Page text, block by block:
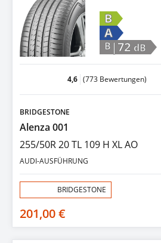
B
A
B |72 dB
4,6 (773 Bewertungen)
BRIDGESTONE
Alenza 001
255/50R 20 TL 109 H XL AO
AUDI-AUSFÜHRUNG
BRIDGESTONE
201,00 €